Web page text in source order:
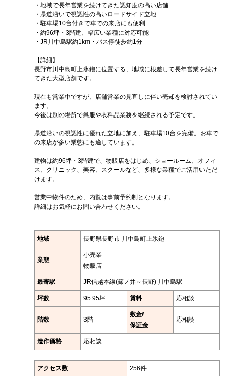
・地域で長年営業を続けてきた認知度の高い店舗
・県道沿いで視認性の高いロードサイド立地
・駐車場10台付きで車での来店にも便利
・約96坪・3階建、幅広い業種に対応可能
・JR川中島駅約1km・バス停徒歩約1分
【詳細】
長野市川中島町上氷鉋に位置する、地域に根差して長年営業を続け
てきた大型店舗です。
現在も営業中ですが、店舗営業の見直しに伴い売却を検討されてい
ます。
今後は別の場所で呉服や衣料品業務を継続される予定です。
県道沿いの視認性に優れた立地に加え、駐車場10台を完備。お車で
の来店が多い業態にも適しています。
建物は約96坪・3階建で、物販店をはじめ、ショールーム、オフィ
ス、クリニック、美容、スクールなど、多様な業種でご活用いただ
けます。
営業中物件のため、内覧は事前予約制となります。
詳細はお気軽にお問い合わせください。
地域 長野県長野市 川中島町上氷鉋
業態
小売業
物販店
最寄駅 JR信越本線(篠ノ井～長野) 川中島駅
坪数 95.95坪 賃料 応相談
階数 3階
敷金/
保証金
応相談
造作価格 応相談
アクセス数 256件